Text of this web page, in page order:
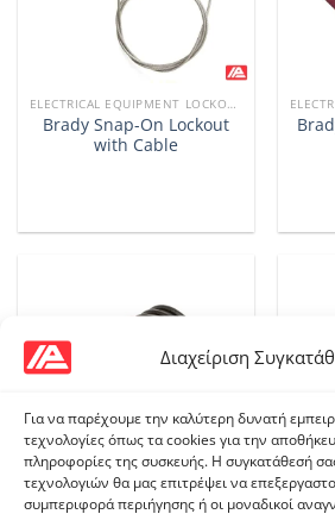
Διαχείριση
Για να παρέχουμε την καλύτερη δυνατή
τεχνολογίες όπως τα cookies για την
πληροφορίες της συσκευής. Η συγκατάθεσή
τεχνολογιών θα μας επιτρέψει να
συμπεριφορά περιήγησης ή οι μοναδικοί
Brady Snap-On Lockout
with Cable